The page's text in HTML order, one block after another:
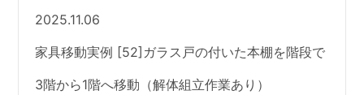
2025.11.06
家具移動実例 [52]ガラス戸の付いた本棚を階段で
3階から1階へ移動（解体組立作業あり）